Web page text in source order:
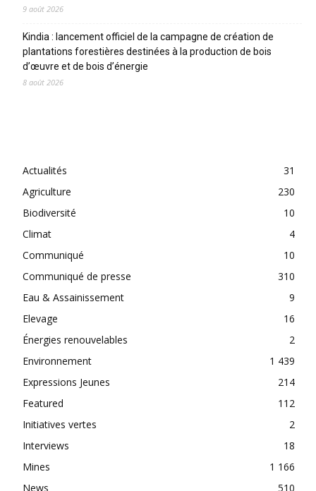
9 août 2026
Kindia : lancement officiel de la campagne de création de
plantations forestières destinées à la production de bois
d’œuvre et de bois d’énergie
8 août 2026
Actualités
31
Agriculture
230
Biodiversité
10
Climat
4
Communiqué
10
Communiqué de presse
310
Eau & Assainissement
9
Elevage
16
Énergies renouvelables
2
Environnement
1 439
Expressions Jeunes
214
Featured
112
Initiatives vertes
2
Interviews
18
Mines
1 166
News
510